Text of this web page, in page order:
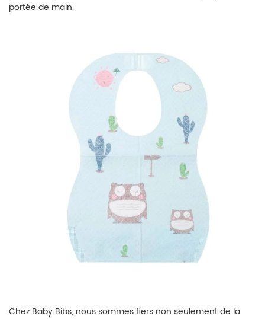
portée de main.
Chez Baby Bibs, nous sommes fiers non seulement de la